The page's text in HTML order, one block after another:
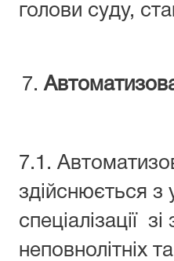
голови суду,
7.1.
здійснюється з
спеціалізації
неповнолітніх